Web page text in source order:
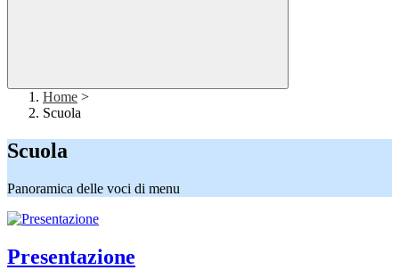
Home >
Scuola
Scuola
Panoramica delle voci di menu
Presentazione